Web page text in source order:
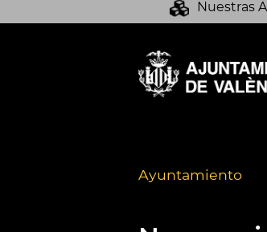
Nuestras
Ayuntamiento